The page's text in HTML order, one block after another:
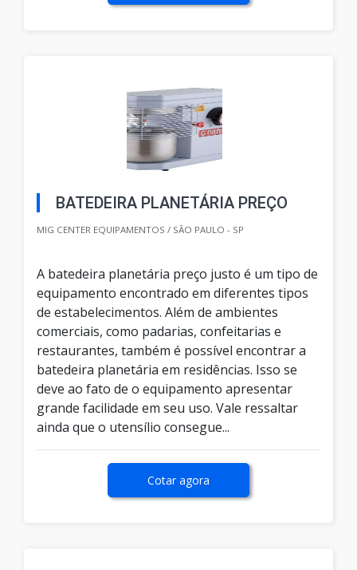
BATEDEIRA PLANETÁRIA PREÇO
MIG CENTER EQUIPAMENTOS / SÃO PAULO - SP
A batedeira planetária preço justo é um tipo de
equipamento encontrado em diferentes tipos
de estabelecimentos. Além de ambientes
comerciais, como padarias, confeitarias e
restaurantes, também é possível encontrar a
batedeira planetária em residências. Isso se
deve ao fato de o equipamento apresentar
grande facilidade em seu uso. Vale ressaltar
ainda que o utensílio consegue...
Cotar agora